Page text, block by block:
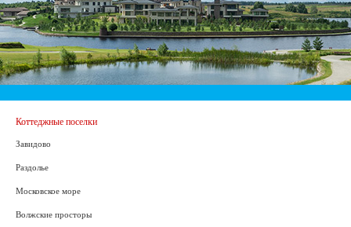
Коттеджные поселки
Завидово
Раздолье
Московское море
Волжские просторы